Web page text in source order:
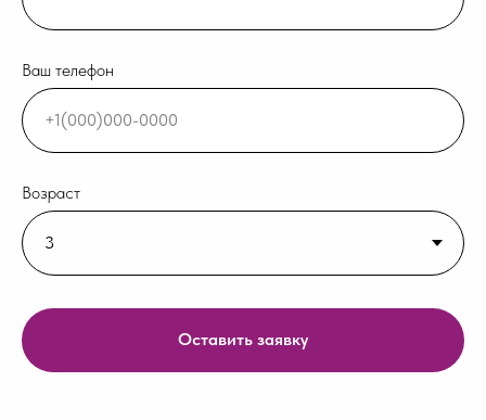
Ваш телефон
Возраст
Оставить заявку